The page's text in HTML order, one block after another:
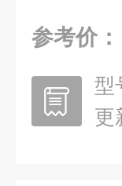
参考价：
型
更